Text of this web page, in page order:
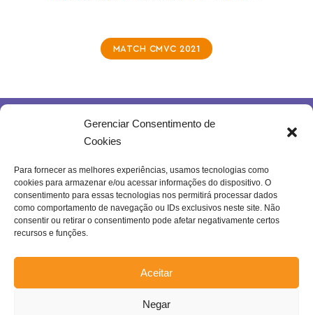
Gerenciar Consentimento de
Cookies
Para fornecer as melhores experiências, usamos tecnologias como
cookies para armazenar e/ou acessar informações do dispositivo. O
consentimento para essas tecnologias nos permitirá processar dados
como comportamento de navegação ou IDs exclusivos neste site. Não
consentir ou retirar o consentimento pode afetar negativamente certos
recursos e funções.
Aceitar
Negar
MATCH CMVC 2021
Rua Joventina da Rocha, 289 – Heliópolis
Belo Horizonte – MG | Brasil.
Se inscreva na nossa newsletter!
Enviar